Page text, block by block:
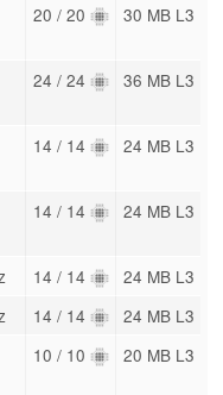
20 / 20 30 MB L3
24 / 24 36 MB L3
14 / 14 24 MB L3
14 / 14 24 MB L3
14 / 14 24 MB L3
14 / 14 24 MB L3
10 / 10 20 MB L3